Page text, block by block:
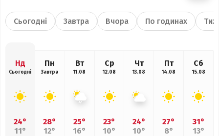
Сьогодні Завтра Вчора По годинах
Нд
Сьогодні
24°
11°
Пн
Завтра
28°
12°
Вт
11.08
25°
16°
Ср
12.08
23°
10°
Чт
13.08
24°
10°
Пт
14.08
27°
8°
Сб
15.08
31°
13°